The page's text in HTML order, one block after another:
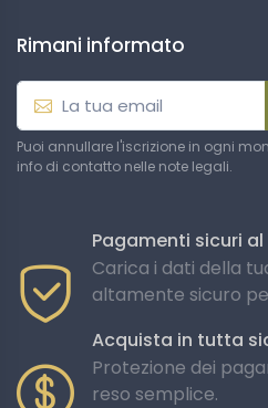
Rimani informato
Puoi annullare l'iscrizione in ogni
info di contatto nelle note legali.
Pagamenti sicuri al
Carica i dati della
altamente sicuro
Acquista in tutta
Protezione dei
reso semplice.